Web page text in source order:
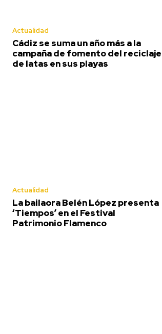
Actualidad
Cádiz se suma un año más a la
campaña de fomento del reciclaje
de latas en sus playas
Actualidad
La bailaora Belén López presenta
‘Tiempos’ en el Festival
Patrimonio Flamenco